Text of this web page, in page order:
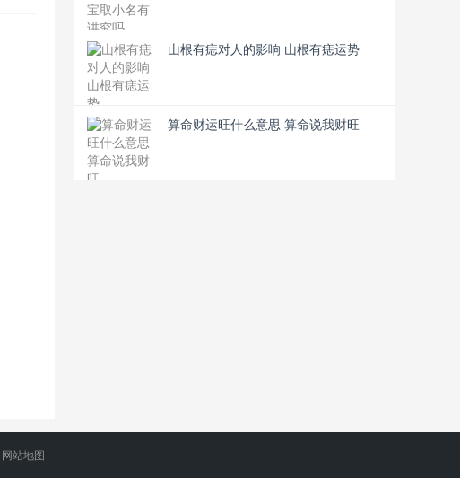
山根有痣对人的影响 山根有痣运势
算命财运旺什么意思 算命说我财旺
网站地图